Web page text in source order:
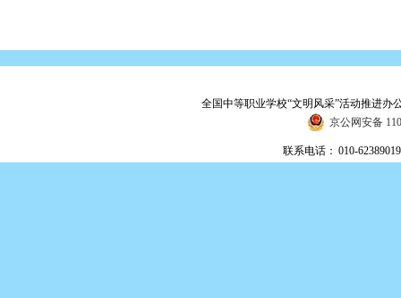
全国中等职业学校“文明风采”活动推进办
京公网安备
联系电话： 010-